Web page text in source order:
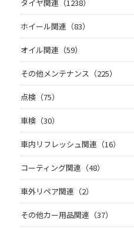
タイヤ関連（1238）
ホイール関連（83）
オイル関連（59）
その他メンテナンス（225）
点検（75）
車検（30）
車内リフレッシュ関連（16）
コーティング関連（48）
車外リペア関連（2）
その他カー用品関連（37）